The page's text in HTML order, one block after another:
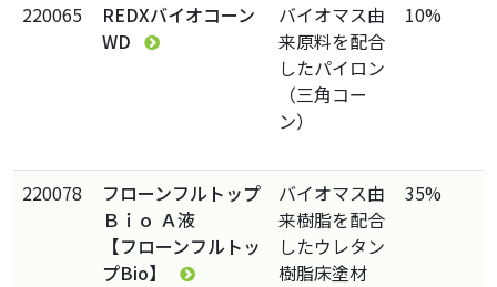
220065
REDXバイオコーン
WD
バイオマス由
来原料を配合
したパイロン
（三角コー
ン）
10%
220078
フローンフルトップ
Ｂｉｏ Ａ液
【フローンフルトッ
プBio】
バイオマス由
来樹脂を配合
したウレタン
樹脂床塗材
35%